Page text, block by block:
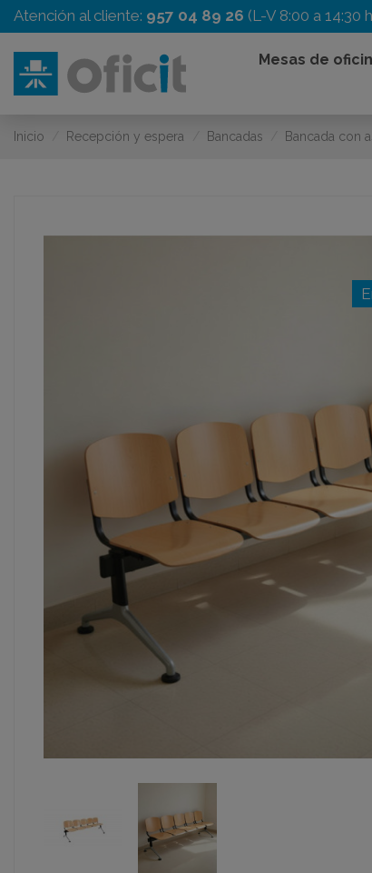
Atención al cliente: 957 04 89 26 (L-V 8:00 a 14:30
Mesas de
Inicio Recepción y espera Bancadas Bancada con